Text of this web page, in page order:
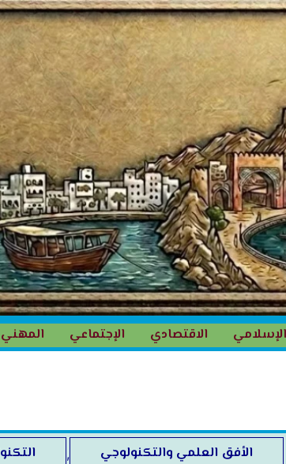
الإسلامي الاقتصادي الإجتماعي المهني
الأفق العلمي والتكنولوجي ,